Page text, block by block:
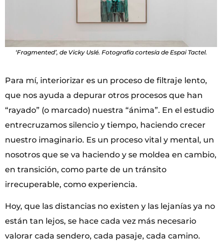
‘Fragmented’, de Vicky Uslé. Fotografía cortesía de Espai Tactel.
Para mí, interiorizar es un proceso de filtraje lento,
que nos ayuda a depurar otros procesos que han
“rayado” (o marcado) nuestra “ánima”. En el estudio
entrecruzamos silencio y tiempo, haciendo crecer
nuestro imaginario. Es un proceso vital y mental, un
nosotros que se va haciendo y se moldea en cambio,
en transición, como parte de un tránsito
irrecuperable, como experiencia.
Hoy, que las distancias no existen y las lejanías ya no
están tan lejos, se hace cada vez más necesario
valorar cada sendero, cada pasaje, cada camino.